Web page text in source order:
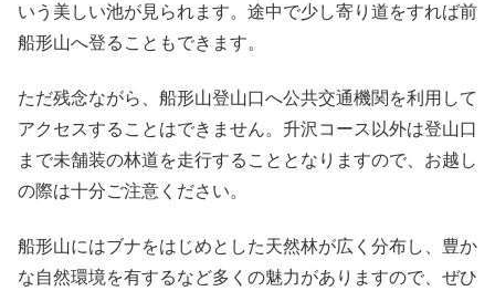
いう美しい池が見られます。途中で少し寄り道をすれば前
船形山へ登ることもできます。
ただ残念ながら、船形山登山口へ公共交通機関を利用して
アクセスすることはできません。升沢コース以外は登山口
まで未舗装の林道を走行することとなりますので、お越し
の際は十分ご注意ください。
船形山にはブナをはじめとした天然林が広く分布し、豊か
な自然環境を有するなど多くの魅力がありますので、ぜひ